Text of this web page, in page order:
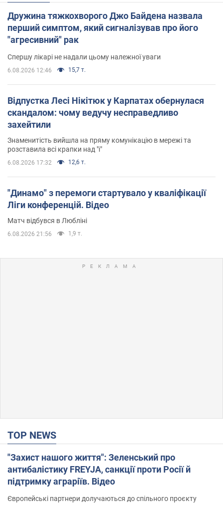
Дружина тяжкохворого Джо Байдена назвала
перший симптом, який сигналізував про його
"агресивний" рак
Спершу лікарі не надали цьому належної уваги
6.08.2026 12:46 15,7 т.
Відпустка Лесі Нікітюк у Карпатах обернулася
скандалом: чому ведучу несправедливо
захейтили
Знаменитість вийшла на пряму комунікацію в мережі та
розставила всі крапки над "і"
6.08.2026 17:32 12,6 т.
"Динамо" з перемоги стартувало у кваліфікації
Ліги конференцій. Відео
Матч відбувся в Любліні
6.08.2026 21:56 1,9 т.
TOP NEWS
"Захист нашого життя": Зеленський про
антибалістику FREYJA, санкції проти Росії й
підтримку аграріїв. Відео
Європейські партнери долучаються до спільного проєкту